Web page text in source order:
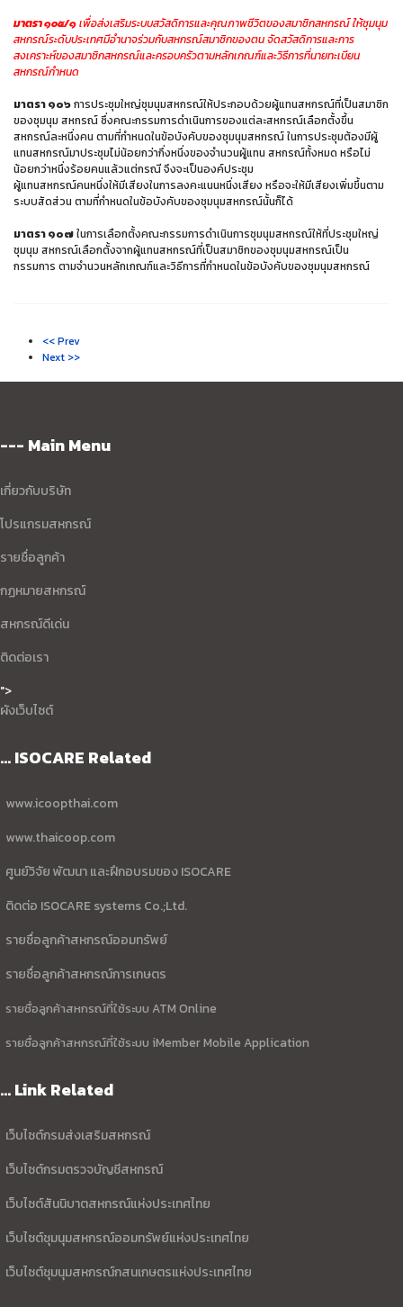
มาตรา ๑๐๕/๑เพื่อส่งเสริมระบบสวัสดิการและคุณภาพชีวิตของสมาชิกสหกรณ์ ให้ชุมนุม
สหกรณ์ระดับประเทศมีอำนาจร่วมกับสหกรณ์สมาชิกของตน จัดสวัสดิการและการ
สงเคราะห์ของสมาชิกสหกรณ์และครอบครัวตามหลักเกณฑ์และวิธีการที่นายทะเบียน
สหกรณ์กำหนด
มาตรา ๑๐๖การประชุมใหญ่ชุมนุมสหกรณ์ให้ประกอบด้วยผู้แทนสหกรณ์ที่เป็นสมาชิก
ของชุมนุม สหกรณ์ ซึ่งคณะกรรมการดำเนินการของแต่ละสหกรณ์เลือกตั้งขึ้น
สหกรณ์ละหนึ่งคน ตามที่กำหนดในข้อบังคับของชุมนุมสหกรณ์ ในการประชุมต้องมีผู้
แทนสหกรณ์มาประชุมไม่น้อยกว่ากึ่งหนึ่งของจำนวนผู้แทน สหกรณ์ทั้งหมด หรือไม่
น้อยกว่าหนึ่งร้อยคนแล้วแต่กรณี จึงจะเป็นองค์ประชุม
ผู้แทนสหกรณ์คนหนึ่งให้มีเสียงในการลงคะแนนหนึ่งเสียง หรือจะให้มีเสียงเพิ่มขึ้นตาม
ระบบสัดส่วน ตามที่กำหนดในข้อบังคับของชุมนุมสหกรณ์นั้นก็ได้
มาตรา ๑๐๗ในการเลือกตั้งคณะกรรมการดำเนินการชุมนุมสหกรณ์ให้ที่ประชุมใหญ่
ชุมนุม สหกรณ์เลือกตั้งจากผู้แทนสหกรณ์ที่เป็นสมาชิกของชุมนุมสหกรณ์เป็น
กรรมการ ตามจำนวนหลักเกณฑ์และวิธีการที่กำหนดในข้อบังคับของชุมนุมสหกรณ์
<< Prev
Next >>
--- Main Menu
เกี่ยวกับบริษัท
โปรแกรมสหกรณ์
รายชื่อลูกค้า
กฏหมายสหกรณ์
สหกรณ์ดีเด่น
ติดต่อเรา
">
ผังเว็บไซต์
... ISOCARE Related
www.icoopthai.com
www.thaicoop.com
ศูนย์วิจัย พัฒนา และฝึกอบรมของ ISOCARE
ติดต่อ ISOCARE systems Co.;Ltd.
รายชื่อลูกค้าสหกรณ์ออมทรัพย์
รายชื่อลูกค้าสหกรณ์การเกษตร
รายชื่อลูกค้าสหกรณ์ที่ใช้ระบบ ATM Online
รายชื่อลูกค้าสหกรณ์ที่ใช้ระบบ iMember Mobile Application
... Link Related
เว็บไซต์กรมส่งเสริมสหกรณ์
เว็บไซต์กรมตรวจบัญชีสหกรณ์
เว็บไซต์สันนิบาตสหกรณ์แห่งประเทศไทย
เว็บไซต์ชุมนุมสหกรณ์ออมทรัพย์แห่งประเทศไทย
เว็บไซต์ชุมนุมสหกรณ์กสนเกษตรแห่งประเทศไทย